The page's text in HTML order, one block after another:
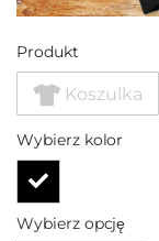
Produkt
Koszulka
Wybierz kolor
Wybierz opcję